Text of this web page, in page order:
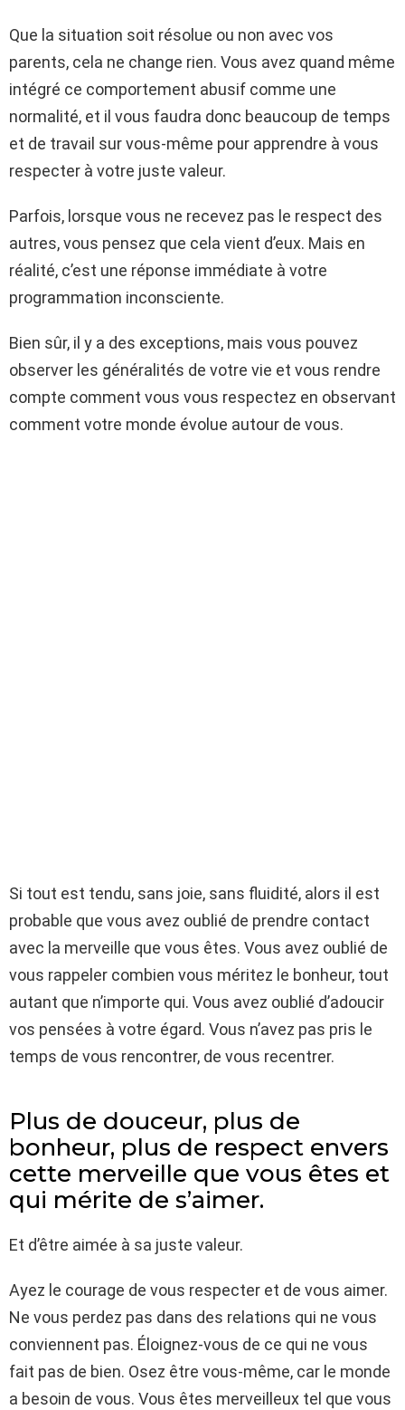
Que la situation soit résolue ou non avec vos
parents, cela ne change rien. Vous avez quand même
intégré ce comportement abusif comme une
normalité, et il vous faudra donc beaucoup de temps
et de travail sur vous-même pour apprendre à vous
respecter à votre juste valeur.
Parfois, lorsque vous ne recevez pas le respect des
autres, vous pensez que cela vient d’eux. Mais en
réalité, c’est une réponse immédiate à votre
programmation inconsciente.
Bien sûr, il y a des exceptions, mais vous pouvez
observer les généralités de votre vie et vous rendre
compte comment vous vous respectez en observant
comment votre monde évolue autour de vous.
Si tout est tendu, sans joie, sans fluidité, alors il est
probable que vous avez oublié de prendre contact
avec la merveille que vous êtes. Vous avez oublié de
vous rappeler combien vous méritez le bonheur, tout
autant que n’importe qui. Vous avez oublié d’adoucir
vos pensées à votre égard. Vous n’avez pas pris le
temps de vous rencontrer, de vous recentrer.
Plus de douceur, plus de
bonheur, plus de respect envers
cette merveille que vous êtes et
qui mérite de s’aimer.
Et d’être aimée à sa juste valeur.
Ayez le courage de vous respecter et de vous aimer.
Ne vous perdez pas dans des relations qui ne vous
conviennent pas. Éloignez-vous de ce qui ne vous
fait pas de bien. Osez être vous-même, car le monde
a besoin de vous. Vous êtes merveilleux tel que vous